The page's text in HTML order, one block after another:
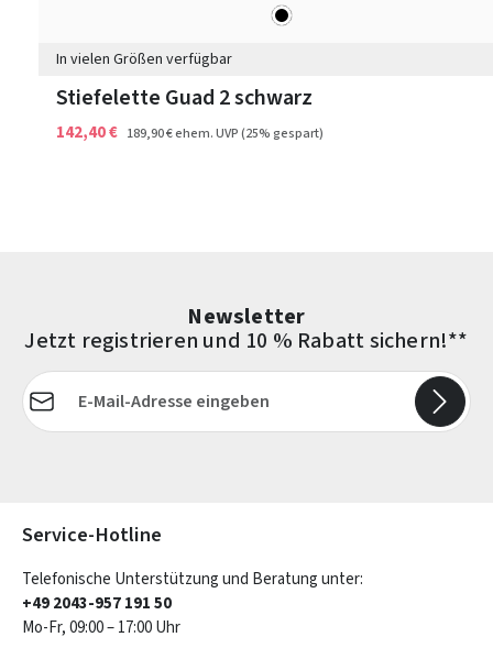
schwarz
In vielen Größen verfügbar
Stiefelette Guad 2 schwarz
142,40 € 189,90 €ehem. UVP(25% gespart)
Newsletter
Jetzt registrieren und 10 % Rabatt sichern!**
E-Mail-Adresse*
Service-Hotline
Telefonische Unterstützung und Beratung unter:
+49 2043-957 191 50
Mo-Fr, 09:00 – 17:00 Uhr